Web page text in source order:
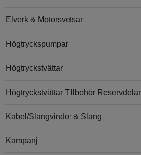
Elverk & Motorsvetsar
Högtryckspumpar
Högtryckstvättar
Högtryckstvättar Tillbehör Reservdelar
Kabel/Slangvindor & Slang
Kampanj